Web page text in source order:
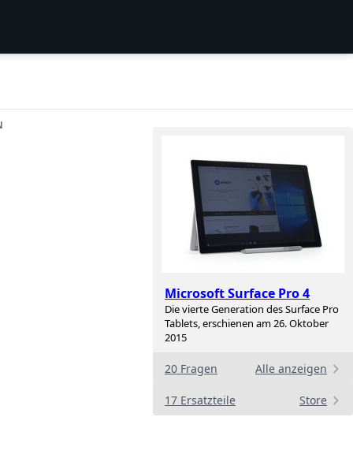
Microsoft Surface Pro 4
Die vierte Generation des Surface Pro
Tablets, erschienen am 26. Oktober
2015
20 Fragen Alle anzeigen
17 Ersatzteile Store